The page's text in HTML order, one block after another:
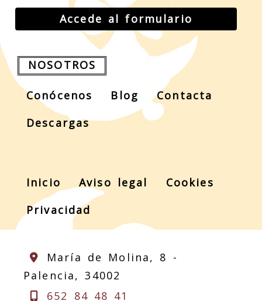
Accede al formulario
NOSOTROS
Conócenos Blog
Contacta
Descargas
Inicio Aviso legal
Cookies
Privacidad
María de Molina, 8 -
Palencia,34002
652 84 48 41